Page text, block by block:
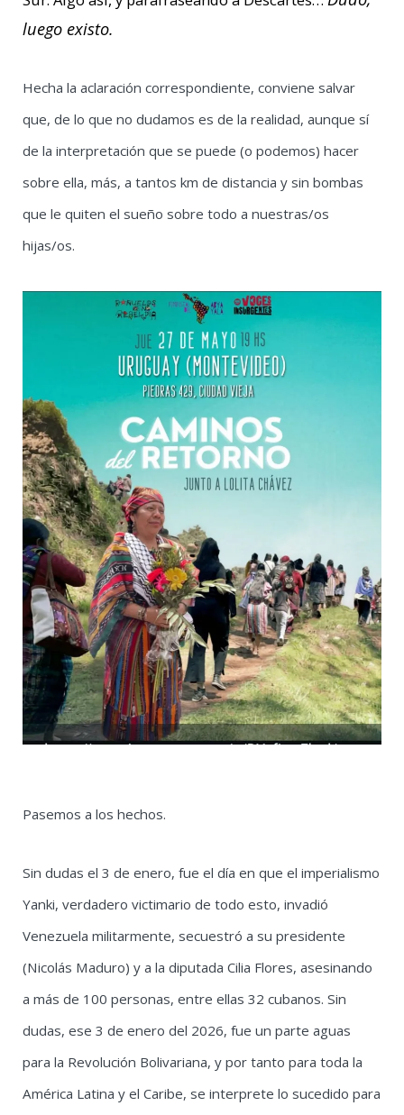
luego existo.
Hecha la aclaración correspondiente, conviene salvar
que, de lo que no dudamos es de la realidad, aunque sí
de la interpretación que se puede (o podemos) hacer
sobre ella, más, a tantos km de distancia y sin bombas
que le quiten el sueño sobre todo a nuestras/os
hijas/os.
Pasemos a los hechos.
Sin dudas el 3 de enero, fue el día en que el imperialismo
Yanki, verdadero victimario de todo esto, invadió
Venezuela militarmente, secuestró a su presidente
(Nicolás Maduro) y a la diputada Cilia Flores, asesinando
a más de 100 personas, entre ellas 32 cubanos. Sin
dudas, ese 3 de enero del 2026, fue un parte aguas
para la Revolución Bolivariana, y por tanto para toda la
América Latina y el Caribe, se interprete lo sucedido para